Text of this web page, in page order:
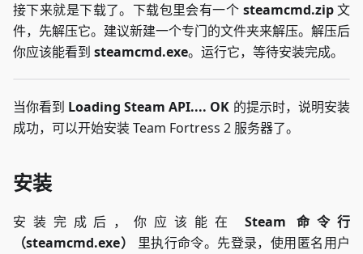
接下来就是下载了。下载包里会有一个 steamcmd.zip文
件，先解压它。建议新建一个专门的文件夹来解压。解压后
你应该能看到 steamcmd.exe。运行它，等待安装完成。
当你看到 Loading Steam API.... OK 的提示时，说明安装
成功，可以开始安装 Team Fortress 2 服务器了。
安装
安装完成后，你应该能在Steam 命令行
（steamcmd.exe）
里执行命令。先登录，使用匿名用户